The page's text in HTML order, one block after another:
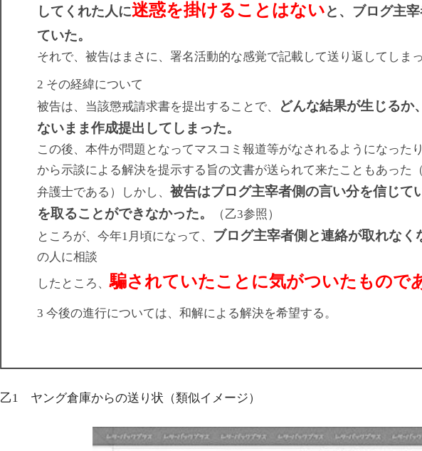
してくれた人に迷惑を掛けることはないと、ブログ主
ていた。
それで、被告はまさに、署名活動的な感覚で記載して送り返してしま
2 その経緯について
被告は、当該懲戒請求書を提出することで、
どんな結果が生じるか
ないまま作成提出してしまった。
この後、本件が問題となってマスコミ報道等がなされるようになった
から示談による解決を提示する旨の文書が送られて来たこともあった
弁護士である）しかし、 被告はブログ主宰者側の言い分を信じて
を取ることができなかった。
（乙3参照）
ところが、今年1月頃になって、 ブログ主宰者側と連絡が取れなく
の人に相談
したところ、騙されていたことに気がついたもので
3 今後の進行については、和解による解決を希望する。
乙1 ヤング倉庫からの送り状（類似イメージ）